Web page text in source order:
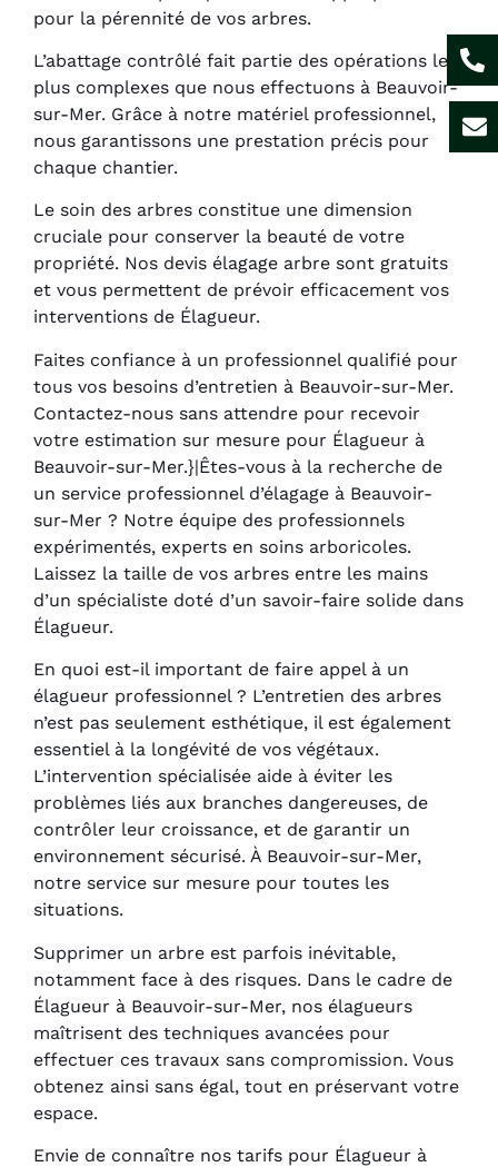
pour la pérennité de vos arbres.
L’abattage contrôlé fait partie des opérations les
plus complexes que nous effectuons à Beauvoir-
sur-Mer. Grâce à notre matériel professionnel,
nous garantissons une prestation précis pour
chaque chantier.
Le soin des arbres constitue une dimension
cruciale pour conserver la beauté de votre
propriété. Nos devis élagage arbre sont gratuits
et vous permettent de prévoir efficacement vos
interventions de Élagueur.
Faites confiance à un professionnel qualifié pour
tous vos besoins d’entretien à Beauvoir-sur-Mer.
Contactez-nous sans attendre pour recevoir
votre estimation sur mesure pour Élagueur à
Beauvoir-sur-Mer.}|Êtes-vous à la recherche de
un service professionnel d’élagage à Beauvoir-
sur-Mer ? Notre équipe des professionnels
expérimentés, experts en soins arboricoles.
Laissez la taille de vos arbres entre les mains
d’un spécialiste doté d’un savoir-faire solide dans
Élagueur.
En quoi est-il important de faire appel à un
élagueur professionnel ? L’entretien des arbres
n’est pas seulement esthétique, il est également
essentiel à la longévité de vos végétaux.
L’intervention spécialisée aide à éviter les
problèmes liés aux branches dangereuses, de
contrôler leur croissance, et de garantir un
environnement sécurisé. À Beauvoir-sur-Mer,
notre service sur mesure pour toutes les
situations.
Supprimer un arbre est parfois inévitable,
notamment face à des risques. Dans le cadre de
Élagueur à Beauvoir-sur-Mer, nos élagueurs
maîtrisent des techniques avancées pour
effectuer ces travaux sans compromission. Vous
obtenez ainsi sans égal, tout en préservant votre
espace.
Envie de connaître nos tarifs pour Élagueur à